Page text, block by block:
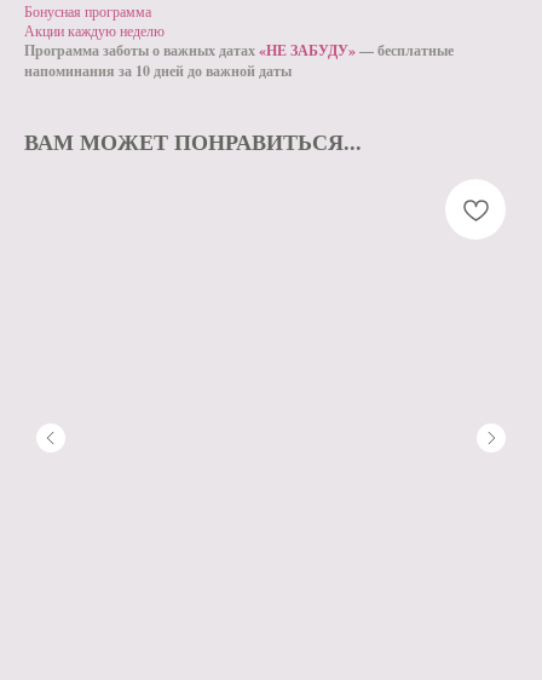
Бонусная программа
Акции каждую неделю
Программа заботы о важных датах«НЕ ЗАБУДУ»— бесплатные
напоминания за 10 дней до важной даты
ВАМ МОЖЕТ ПОНРАВИТЬСЯ...